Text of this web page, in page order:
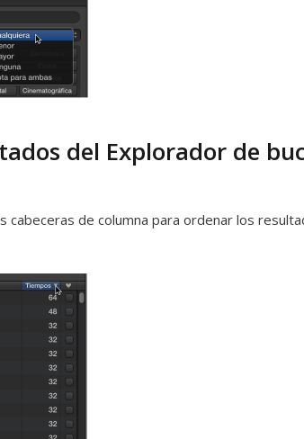
del Explorador de
cabeceras de columna para ordenar los